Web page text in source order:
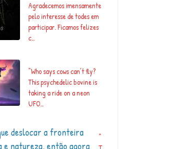
Agradecemos imensamente
pelo interesse de todes em
participar. Ficamos felizes
c…
“Who says cows can’t fly?
This psychedelic bovine is
taking a ride on a neon
UFO…
“